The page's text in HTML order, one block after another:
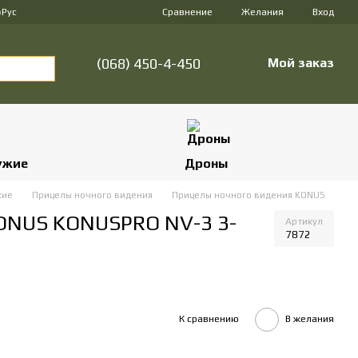
Рус Сравнение Желания Вход
(068) 450-4-450 Мой заказ
Дроны
Прицелы ночного видения Прицелы ночного видения KONUS
KONUSPRO NV-3 3-
Артикул
7872
К сравнению В желания